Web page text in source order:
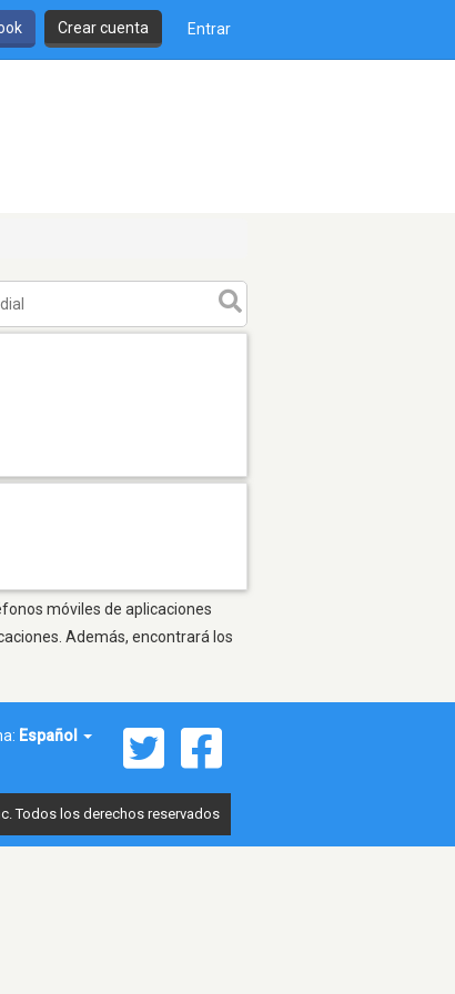
Crear cuenta Entrar
móviles de aplicaciones
Además, encontrará los
Español
Todos los derechos reservados